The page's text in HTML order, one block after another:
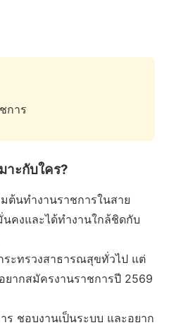
การ
าะกับใคร?
ต้นทำงานราชการในสาย
คงและได้ทำงานใกล้ชิดกับ
ะทรวงสาธารณสุขทั่วไป แต่
ากสมัครงานราชการปี 2569
ร ชอบงานเป็นระบบ และอยาก